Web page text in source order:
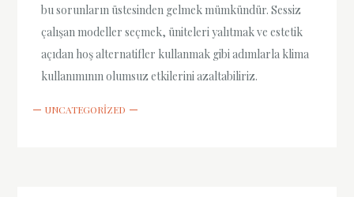
bu sorunların üstesinden gelmek mümkündür. Sessiz
çalışan modeller seçmek, üniteleri yalıtmak ve estetik
açıdan hoş alternatifler kullanmak gibi adımlarla klima
kullanımının olumsuz etkilerini azaltabiliriz.
UNCATEGORIZED